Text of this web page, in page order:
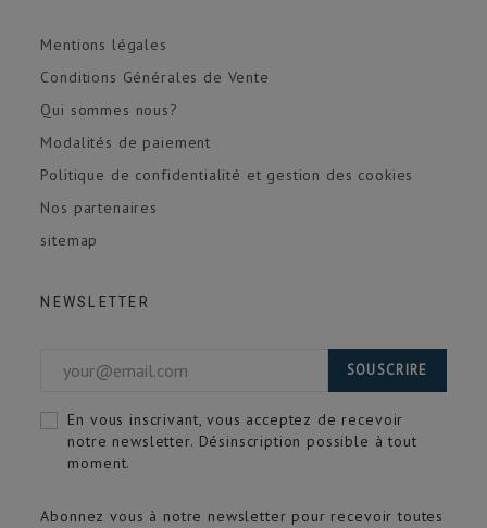
Mentions légales
Conditions Générales de Vente
Qui sommes nous?
Modalités de paiement
Politique de confidentialité et gestion des cookies
Nos partenaires
sitemap
NEWSLETTER
Abonnez vous à notre newsletter pour recevoir toutes
SOUSCRIRE
En vous inscrivant, vous acceptez de recevoir
notre newsletter. Désinscription possible à tout
moment.